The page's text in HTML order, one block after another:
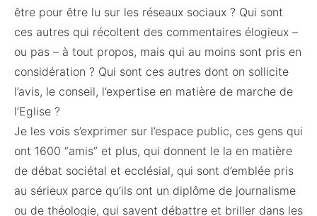
être pour être lu sur les réseaux sociaux ? Qui sont
ces autres qui récoltent des commentaires élogieux –
ou pas – à tout propos, mais qui au moins sont pris en
considération ? Qui sont ces autres dont on sollicite
l’avis, le conseil, l’expertise en matière de marche de
l’Eglise ?
Je les vois s’exprimer sur l’espace public, ces gens qui
ont 1600 “amis” et plus, qui donnent le la en matière
de débat sociétal et ecclésial, qui sont d’emblée pris
au sérieux parce qu’ils ont un diplôme de journalisme
ou de théologie, qui savent débattre et briller dans les